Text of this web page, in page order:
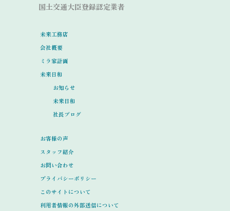
国土交通大臣登録認定業者
未来工務店
会社概要
ミラ家計画
未来日和
お知らせ
未来日和
社長ブログ
お客様の声
スタッフ紹介
お問い合わせ
プライバシーポリシー
このサイトについて
利用者情報の外部送信について